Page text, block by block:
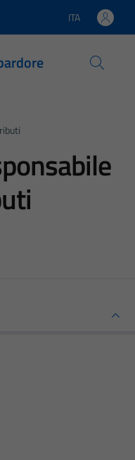
Lingua attiva:
ITA